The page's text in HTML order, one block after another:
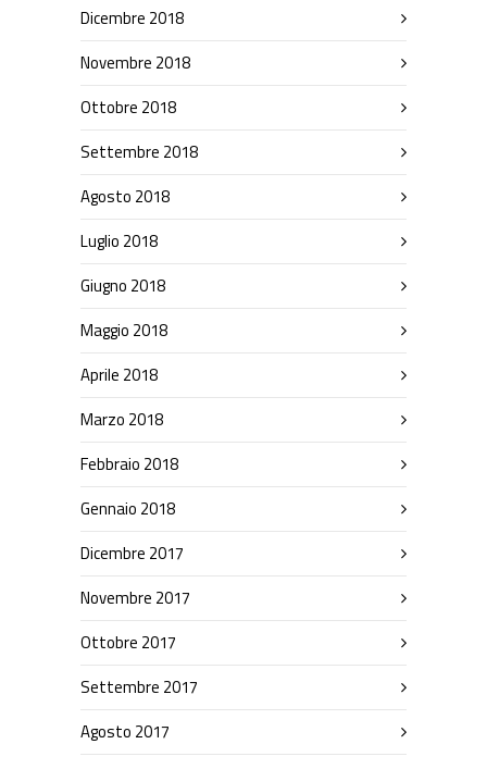
Dicembre 2018
Novembre 2018
Ottobre 2018
Settembre 2018
Agosto 2018
Luglio 2018
Giugno 2018
Maggio 2018
Aprile 2018
Marzo 2018
Febbraio 2018
Gennaio 2018
Dicembre 2017
Novembre 2017
Ottobre 2017
Settembre 2017
Agosto 2017